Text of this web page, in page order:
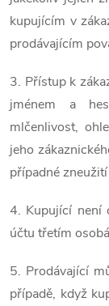
kupujícím v
prodávajícím
3. Přístup k
jménem a
mlčenlivost,
jeho
případné
4. Kupující není
účtu třetím
5. Prodávající
případě, když